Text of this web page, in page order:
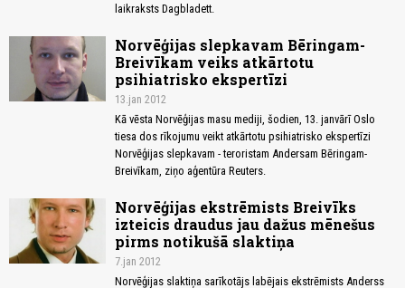
laikraksts Dagbladett.
Norvēģijas slepkavam Bēringam-
Breivīkam veiks atkārtotu
psihiatrisko ekspertīzi
13.jan 2012
Kā vēsta Norvēģijas masu mediji, šodien, 13. janvārī Oslo
tiesa dos rīkojumu veikt atkārtotu psihiatrisko ekspertīzi
Norvēģijas slepkavam - teroristam Andersam Bēringam-
Breivīkam, ziņo aģentūra Reuters.
Norvēģijas ekstrēmists Breivīks
izteicis draudus jau dažus mēnešus
pirms notikušā slaktiņa
7.jan 2012
Norvēģijas slaktiņa sarīkotājs labējais ekstrēmists Anderss